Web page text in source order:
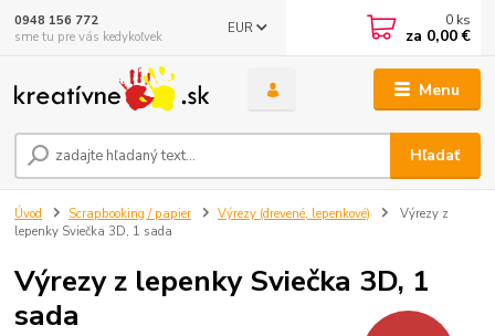
Menu
EUR
Hľadať
0948 156 772
sme tu pre vás kedykoľvek
0 ks
za 0,00 €
Úvod Scrapbooking / papier Výrezy (drevené, lepenkové)
Výrezy z
lepenky Sviečka 3D, 1 sada
Výrezy z lepenky Sviečka 3D, 1
sada